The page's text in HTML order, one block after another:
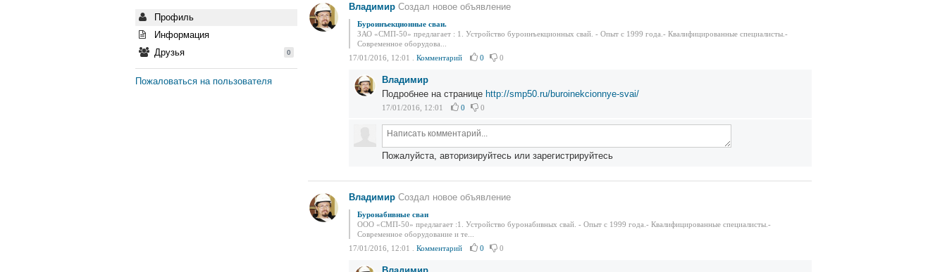
Профиль
Информация
Друзья
0
Пожаловаться на пользователя
Владимир Создал новое объявление
Буроинъекционные сваи.
ЗАО «СМП-50» предлагает : 1. Устройство буроинъекционных свай. - Опыт с 1999 года.- Квалифицированные специалисты.-
Современное оборудова...
17/01/2016, 12:01
Комментарий 0 0
Владимир
Подробнее на странице http://smp50.ru/buroinekcionnye-svai/
17/01/2016, 12:01 0 0
Пожалуйста, авторизируйтесь или зарегистрируйтесь
Владимир Создал новое объявление
Буронабивные сваи
ООО «СМП-50» предлагает :1. Устройство буронабивных свай. - Опыт с 1999 года.- Квалифицированные специалисты.-
Современное оборудование и те...
17/01/2016, 12:01
Комментарий 0 0